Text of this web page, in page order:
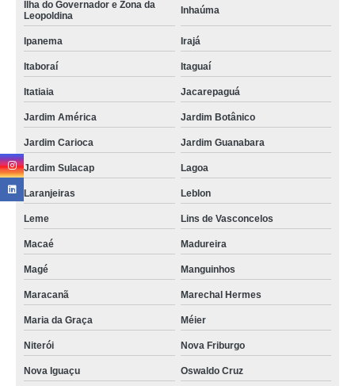
mini data center orçamento Gávea
mini data center para servidor Parque Colúmbia
mini data center servidor Nova Friburgo
comprar mini data center Cordeiro
mini data center rack para servidor Vila da Penha
preço de mini data center ti Santa Isabel
comprar mini data center mdc Lapa
comprar mini rack servidor data center Cidade Dutra
mini data center para ti orçamento Laranjeiras
preço de mini data center para ti Votuporanga
rack mini data center Laranjeiras
mini rack servidor data center Boituva
mini data center mdc orçamento Galeão
Ilha do Governador e Zona da
Leopoldina
Inhaúma
Ipanema Irajá
Itaboraí Itaguaí
Itatiaia Jacarepaguá
Jardim América Jardim Botânico
Jardim Carioca Jardim Guanabara
Jardim Sulacap Lagoa
Laranjeiras Leblon
Leme Lins de Vasconcelos
Macaé Madureira
Magé Manguinhos
Maracanã Marechal Hermes
Maria da Graça Méier
Niterói Nova Friburgo
Nova Iguaçu Oswaldo Cruz